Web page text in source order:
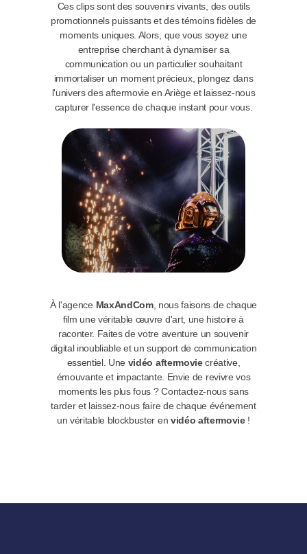
Ces clips sont des souvenirs vivants, des outils
promotionnels puissants et des témoins fidèles de
moments uniques. Alors, que vous soyez une
entreprise cherchant à dynamiser sa
communication ou un particulier souhaitant
immortaliser un moment précieux, plongez dans
l'univers des aftermovie en Ariège et laissez-nous
capturer l'essence de chaque instant pour vous.
À l'agence MaxAndCom, nous faisons de chaque
film une véritable œuvre d'art, une histoire à
raconter. Faites de votre aventure un souvenir
digital inoubliable et un support de communication
essentiel. Une vidéo aftermoviecréative,
émouvante et impactante. Envie de revivre vos
moments les plus fous ? Contactez-nous sans
tarder et laissez-nous faire de chaque événement
un véritable blockbuster en vidéo aftermovie!